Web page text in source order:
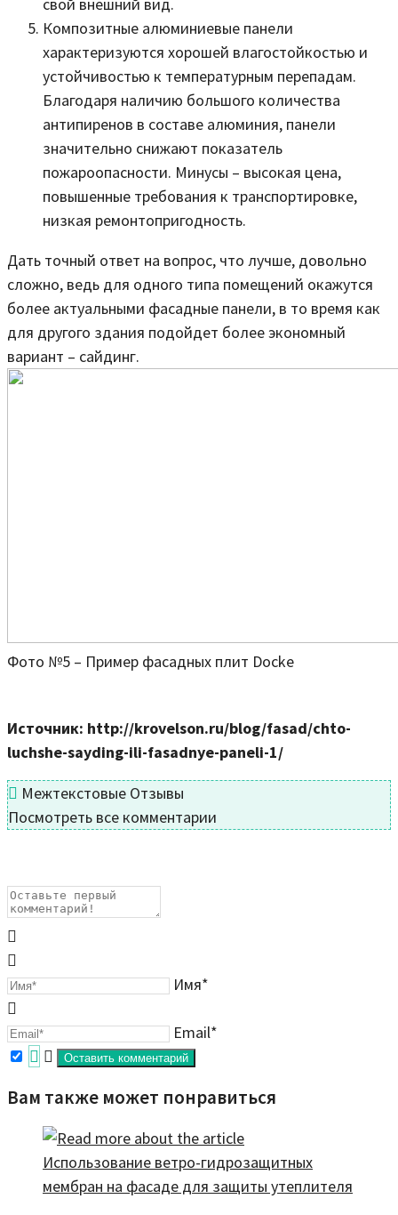
Композитные алюминиевые панели
характеризуются хорошей влагостойкостью и
устойчивостью к температурным перепадам.
Благодаря наличию большого количества
антипиренов в составе алюминия, панели
значительно снижают показатель
пожароопасности. Минусы – высокая цена,
повышенные требования к транспортировке,
низкая ремонтопригодность.
Дать точный ответ на вопрос, что лучше, довольно
сложно, ведь для одного типа помещений окажутся
более актуальными фасадные панели, в то время как
для другого здания подойдет более экономный
вариант – сайдинг.
Фото №5 – Пример фасадных плит Docke
Источник: http://krovelson.ru/blog/fasad/chto-
luchshe-sayding-ili-fasadnye-paneli-1/
Межтекстовые Отзывы
Посмотреть все комментарии
Имя*
Email*
Вам также может понравиться